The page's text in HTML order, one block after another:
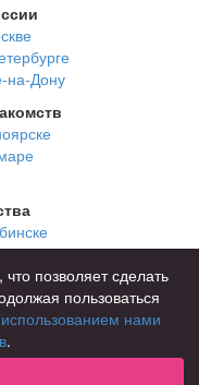
на-Дону
семьи
позволяет сделать
пользоваться
использованием нами
.